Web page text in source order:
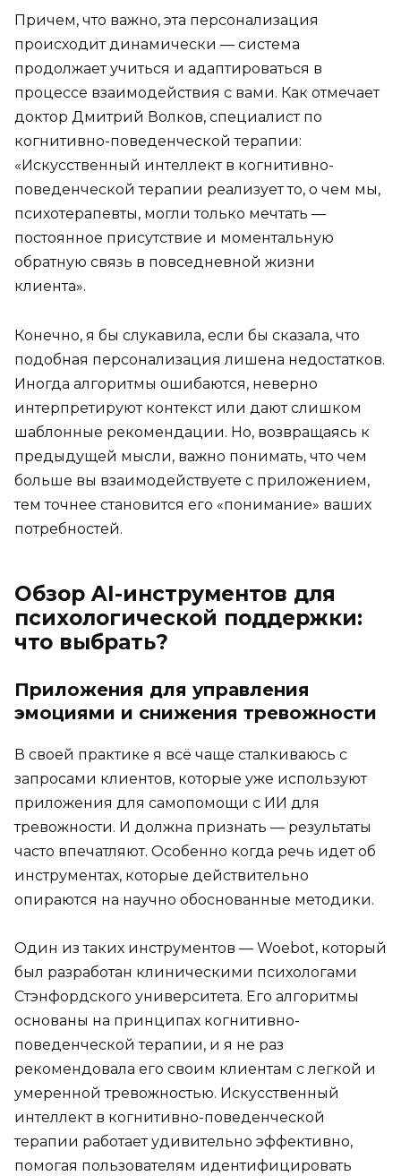
Причем, что важно, эта персонализация
происходит динамически — система
продолжает учиться и адаптироваться в
процессе взаимодействия с вами. Как отмечает
доктор Дмитрий Волков, специалист по
когнитивно-поведенческой терапии:
«Искусственный интеллект в когнитивно-
поведенческой терапии реализует то, о чем мы,
психотерапевты, могли только мечтать —
постоянное присутствие и моментальную
обратную связь в повседневной жизни
клиента».
Конечно, я бы слукавила, если бы сказала, что
подобная персонализация лишена недостатков.
Иногда алгоритмы ошибаются, неверно
интерпретируют контекст или дают слишком
шаблонные рекомендации. Но, возвращаясь к
предыдущей мысли, важно понимать, что чем
больше вы взаимодействуете с приложением,
тем точнее становится его «понимание» ваших
потребностей.
Обзор AI-инструментов для
психологической поддержки:
что выбрать?
Приложения для управления
эмоциями и снижения тревожности
В своей практике я всё чаще сталкиваюсь с
запросами клиентов, которые уже используют
приложения для самопомощи с ИИ для
тревожности. И должна признать — результаты
часто впечатляют. Особенно когда речь идет об
инструментах, которые действительно
опираются на научно обоснованные методики.
Один из таких инструментов — Woebot, который
был разработан клиническими психологами
Стэнфордского университета. Его алгоритмы
основаны на принципах когнитивно-
поведенческой терапии, и я не раз
рекомендовала его своим клиентам с легкой и
умеренной тревожностью. Искусственный
интеллект в когнитивно-поведенческой
терапии работает удивительно эффективно,
помогая пользователям идентифицировать